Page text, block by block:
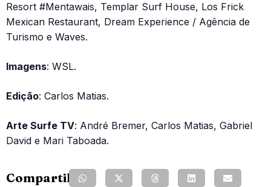
Resort #Mentawais, Templar Surf House, Los Frick
Mexican Restaurant, Dream Experience / Agência de
Turismo e Waves.
Imagens: WSL.
Edição: Carlos Matias.
Arte Surfe TV: André Bremer, Carlos Matias, Gabriel
David e Mari Taboada.
Compartilhe: